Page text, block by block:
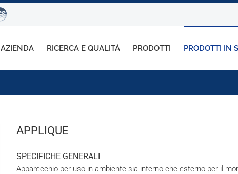
AZIENDA RICERCA E QUALITÀ PRODOTTI PRODOTTI IN
APPLIQUE
SPECIFICHE GENERALI
Apparecchio per uso in ambiente sia interno che esterno per il